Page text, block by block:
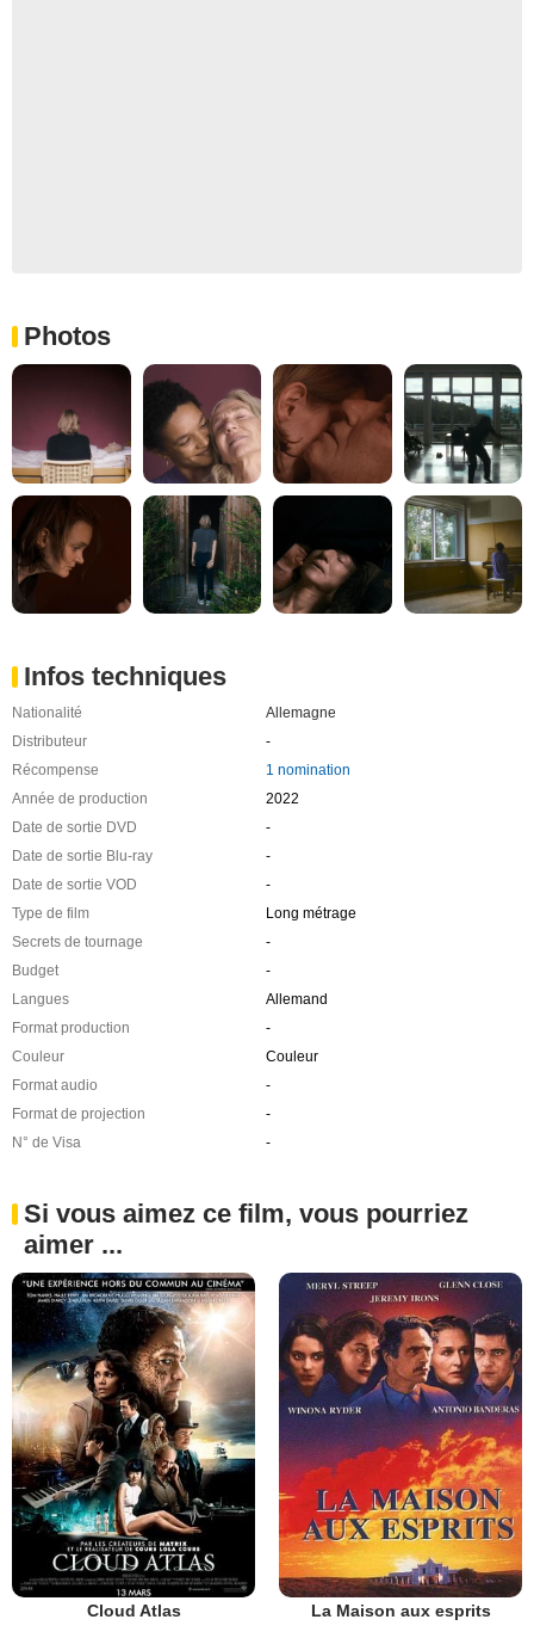
Photos
Infos techniques
Nationalité
Allemagne
Distributeur
-
Récompense
1 nomination
Année de production
2022
Date de sortie DVD
-
Date de sortie Blu-ray
-
Date de sortie VOD
-
Type de film
Long métrage
Secrets de tournage
-
Budget
-
Langues
Allemand
Format production
-
Couleur
Couleur
Format audio
-
Format de projection
-
N° de Visa
-
Si vous aimez ce film, vous pourriez
aimer ...
Cloud Atlas La Maison aux esprits